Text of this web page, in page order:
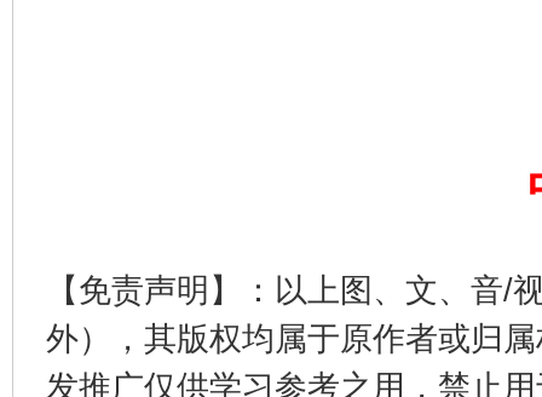
【免责声明】：以上图、文、音/
外），其版权均属于原作者或归
发推广仅供学习参考之用，禁止